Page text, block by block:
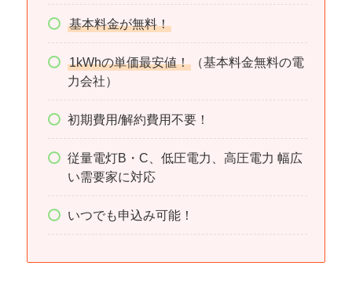
基本料金が無料！
1kWhの単価最安値！（基本料金無料の電
力会社）
初期費用/解約費用不要！
従量電灯B・C、低圧電力、高圧電力 幅広
い需要家に対応
いつでも申込み可能！